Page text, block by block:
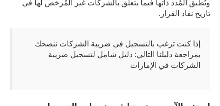
وتُطبق المُدد ذاتها فيما يتعلق بالشركات غير المُرخص لها في
تاريخ نفاذ القرار.
إذا كنت ترغب بالتسجيل في ضريبة الشركات ننصحك
بمراجعة دليلنا التالي: دليل شامل لتسجيل ضريبة
الشركات في الإمارات